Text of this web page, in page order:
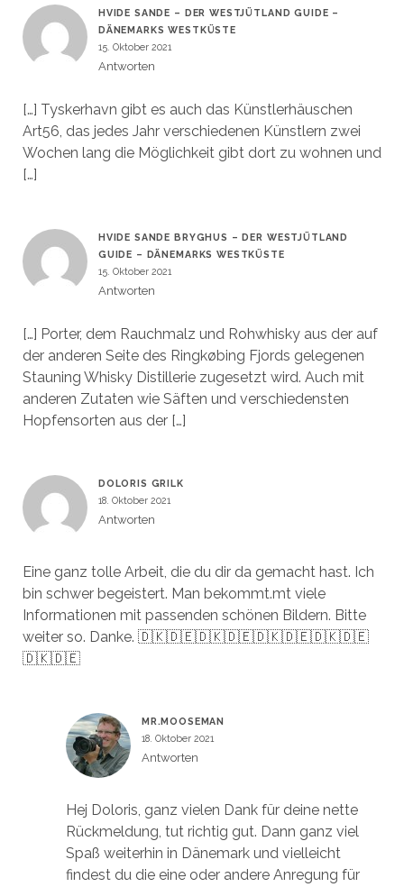
HVIDE SANDE – DER WESTJÜTLAND GUIDE –
DÄNEMARKS WESTKÜSTE
15. Oktober 2021
Antworten
[…] Tyskerhavn gibt es auch das Künstlerhäuschen
Art56, das jedes Jahr verschiedenen Künstlern zwei
Wochen lang die Möglichkeit gibt dort zu wohnen und
[…]
HVIDE SANDE BRYGHUS – DER WESTJÜTLAND
GUIDE – DÄNEMARKS WESTKÜSTE
15. Oktober 2021
Antworten
[…] Porter, dem Rauchmalz und Rohwhisky aus der auf
der anderen Seite des Ringkøbing Fjords gelegenen
Stauning Whisky Distillerie zugesetzt wird. Auch mit
anderen Zutaten wie Säften und verschiedensten
Hopfensorten aus der […]
DOLORIS GRILK
18. Oktober 2021
Antworten
Eine ganz tolle Arbeit, die du dir da gemacht hast. Ich
bin schwer begeistert. Man bekommt.mt viele
Informationen mit passenden schönen Bildern. Bitte
weiter so. Danke. 🇩🇰🇩🇪🇩🇰🇩🇪🇩🇰🇩🇪🇩🇰🇩🇪
🇩🇰🇩🇪
MR.MOOSEMAN
18. Oktober 2021
Antworten
Hej Doloris, ganz vielen Dank für deine nette
Rückmeldung, tut richtig gut. Dann ganz viel
Spaß weiterhin in Dänemark und vielleicht
findest du die eine oder andere Anregung für